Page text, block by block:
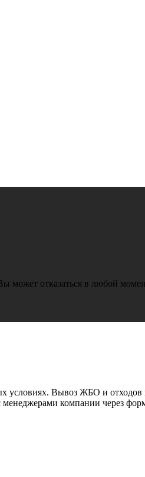
может отказаться в любой
условиях. Вывоз ЖБО и
компании через